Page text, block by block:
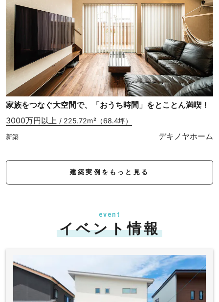
家族をつなぐ大空間で、「おうち時間」をとことん満喫！
3000万円以上 / 225.72m²（68.4坪）
新築 デキノヤホーム
建築実例をもっと見る
event
イベント情報